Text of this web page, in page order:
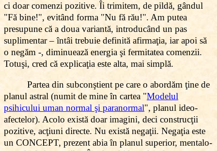
ci doar comenzi pozitive. Îi trimitem, de pildă, gândul
"Fă bine!", evitând forma "Nu fă rău!". Am putea
presupune că a doua variantă, introducând un pas
suplimentar – întâi trebuie definită afirmaţia, iar apoi să
o negăm -, diminuează energia şi fermitatea comenzii.
Totuşi, cred că explicaţia este alta, mai simplă.
Partea din subconştient pe care o abordăm ţine de
planul astral (numit de mine în cartea "Modelul
psihicului uman normal şi paranormal", planul ideo-
afectelor). Acolo există doar imagini, deci construcţii
pozitive, acţiuni directe. Nu există negaţii. Negaţia este
un CONCEPT, prezent abia în planul superior, mentalo-